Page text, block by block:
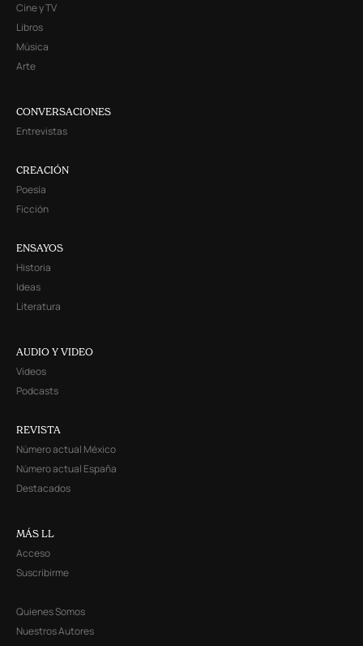
Cine y TV
Libros
Música
Arte
CONVERSACIONES
Entrevistas
CREACIÓN
Poesía
Ficción
ENSAYOS
Historia
Ideas
Literatura
AUDIO Y VIDEO
Videos
Podcasts
REVISTA
Número actual México
Número actual España
Destacados
MÁS LL
Acceso
Suscribirme
Quienes Somos
Nuestros Autores